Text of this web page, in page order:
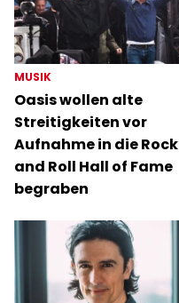
MUSIK
Oasis wollen alte
Streitigkeiten vor
Aufnahme in die Rock
and Roll Hall of Fame
begraben